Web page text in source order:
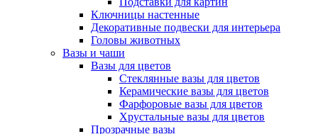
Ключницы настенные
Декоративные подвески для интерьера
Головы животных
Вазы и чаши
Вазы для цветов
Стеклянные вазы для цветов
Керамические вазы для цветов
Фарфоровые вазы для цветов
Хрустальные вазы для цветов
Прозрачные вазы